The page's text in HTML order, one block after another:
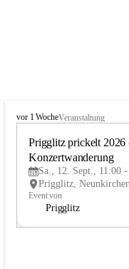
P
vor 1 WocheVeranstaltung
Prigglitz prickelt 2026
Konzertwanderung
Sa., 12. Sept., 11:00
Event von
Prigglitz